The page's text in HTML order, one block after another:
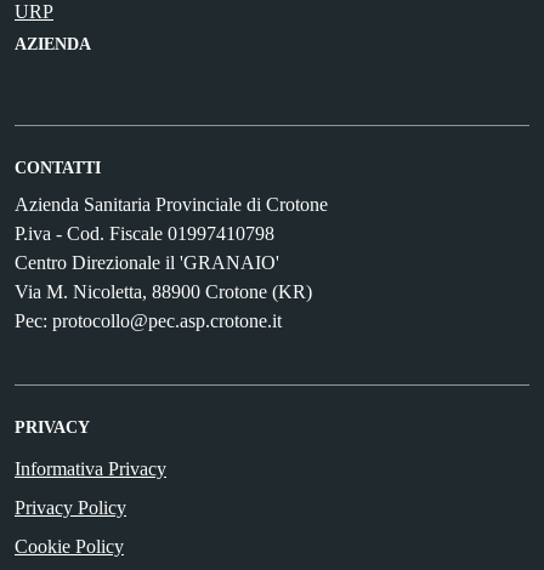
URP
AZIENDA
CONTATTI
Azienda Sanitaria Provinciale di Crotone
P.iva - Cod. Fiscale 01997410798
Centro Direzionale il 'GRANAIO'
Via M. Nicoletta, 88900 Crotone (KR)
Pec: protocollo@pec.asp.crotone.it
PRIVACY
Informativa Privacy
Privacy Policy
Cookie Policy